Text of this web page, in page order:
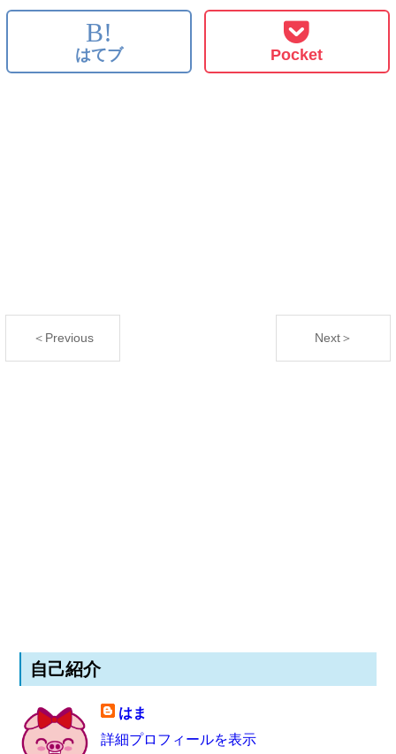
B!
はてブ Pocket
＜Previous Next＞
自己紹介
はま
詳細プロフィールを表示